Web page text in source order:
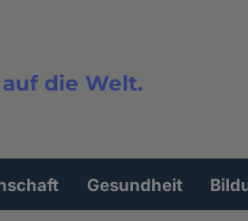
die Welt.
Gesundheit